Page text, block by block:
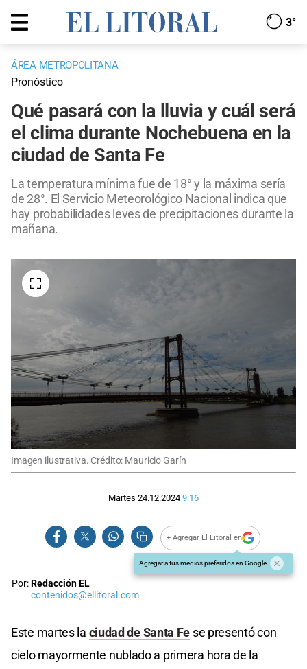
3°
ÁREA METROPOLITANA
Pronóstico
Qué pasará con la lluvia y cuál será
el clima durante Nochebuena en la
ciudad de Santa Fe
La temperatura mínima fue de 18° y la máxima sería
de 28°. El Servicio Meteorológico Nacional indica que
hay probabilidades leves de precipitaciones durante la
mañana.
Imagen ilustrativa. Crédito: Mauricio Garín
Martes 24.12.2024 9:16
+ Agregar El Litoral en
Agregar a tus medios preferidos en Google
Por:Redacción EL
contenidos@ellitoral.com
Este martes la ciudad de Santa Fe se presentó con
cielo mayormente nublado a primera hora de la